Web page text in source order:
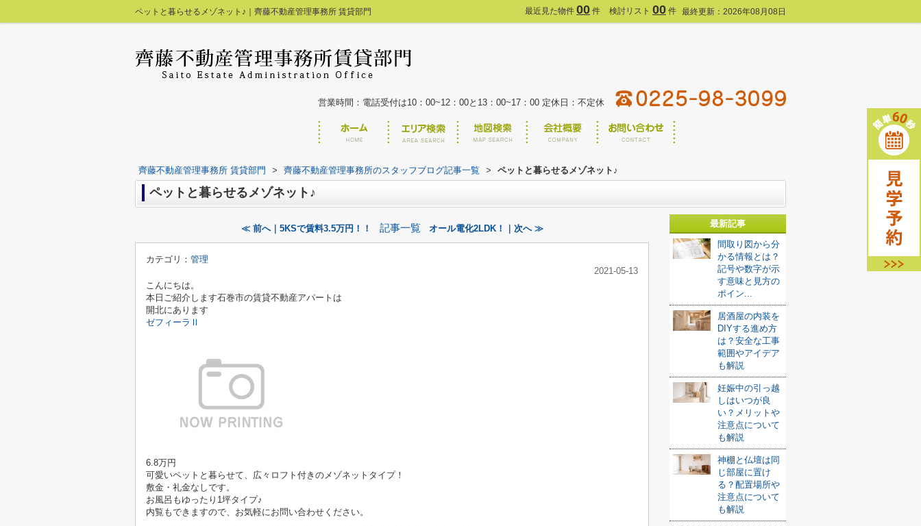
ペットと暮らせるメゾネット♪｜齊藤不動産管理事務所 賃貸部門 最近見た物件 00 件 検討リスト 00 件 最終更新：2026年08月08日
営業時間：電話受付は10：00~12：00と13：00~17：00 定休日：不定休
齊藤不動産管理事務所 賃貸部門 > 齊藤不動産管理事務所のスタッフブログ記事一覧 > ペットと暮らせるメゾネット♪
ペットと暮らせるメゾネット♪
≪ 前へ｜5KSで賃料3.5万円！！ 記事一覧 オール電化2LDK！｜次へ ≫
カテゴリ： 管理
2021-05-13
こんにちは。
本日ご紹介します石巻市の賃貸不動産アパートは
開北にあります
ゼフィーラⅡ
6.8万円
可愛いペットと暮らせて、広々ロフト付きのメゾネットタイプ！
敷金・礼金なしです。
お風呂もゆったり1坪タイプ♪
内覧もできますので、お気軽にお問い合わせください。
最新記事
間取り図から分
かる情報とは？
記号や数字が示
す意味と見方の
ポイン...
居酒屋の内装を
DIYする進め方
は？安全な工事
範囲やアイデア
も解説
妊娠中の引っ越
しはいつが良
い？メリットや
注意点について
も解説
神棚と仏壇は同
じ部屋に置け
る？配置場所や
注意点について
も解説